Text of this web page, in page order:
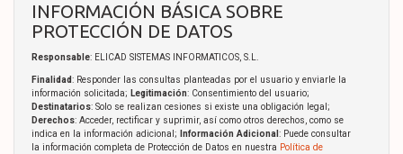
INFORMACIÓN BÁSICA SOBRE
PROTECCIÓN DE DATOS
Responsable: ELICAD SISTEMAS INFORMATICOS, S.L.
Finalidad: Responder las consultas planteadas por el usuario y enviarle la
información solicitada; Legitimación: Consentimiento del usuario;
Destinatarios: Solo se realizan cesiones si existe una obligación legal;
Derechos: Acceder, rectificar y suprimir, así como otros derechos, como se
indica en la información adicional;
Información Adicional : Puede consultar
la información completa de Protección de Datos en nuestra Política de